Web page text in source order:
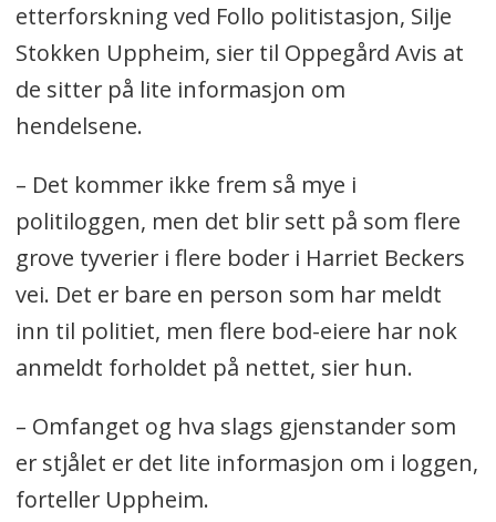
etterforskning ved Follo politistasjon, Silje
Stokken Uppheim, sier til Oppegård Avis at
de sitter på lite informasjon om
hendelsene.
– Det kommer ikke frem så mye i
politiloggen, men det blir sett på som flere
grove tyverier i flere boder i Harriet Beckers
vei. Det er bare en person som har meldt
inn til politiet, men flere bod-eiere har nok
anmeldt forholdet på nettet, sier hun.
– Omfanget og hva slags gjenstander som
er stjålet er det lite informasjon om i loggen,
forteller Uppheim.